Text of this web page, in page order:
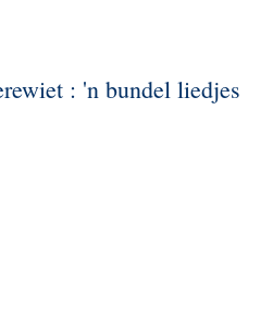
: 'n bundel liedjes